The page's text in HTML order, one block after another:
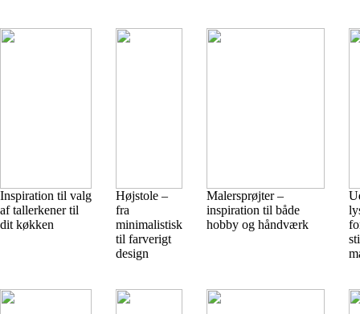
Inspiration til valg
af tallerkener til
dit køkken
Højstole –
fra
minimalistisk
til farverigt
design
Malersprøjter –
inspiration til både
hobby og håndværk